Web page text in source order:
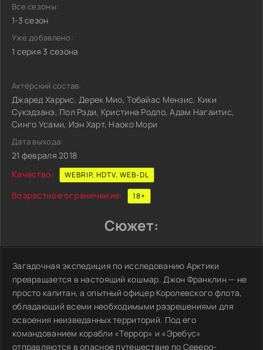
Все сезоны:
1-3 сезон
Уже добавлено:
1 серия 3 сезона
Актёрский состав:
Джаред Харрис, Дерек Мио, Тобайас Мензис, Кики
Сукэдзанэ, Пол Рэди, Кристина Родло, Адам Нагаитис,
Синго Усами, Иэн Харт, Наоко Мори
Дата выхода:
21 февраля 2018
Качество:
WEBRIP, HDTV, WEB-DL
Возрастное ограничение: 18+
Сюжет:
Загадочная экспедиция по исследованию Арктики
превращается в настоящий кошмар. Джон Франклин — не
просто капитан, а опытный офицер Королевского флота,
обладающий всеми необходимыми разрешениями для
освоения неизведанных территорий. Под его
командованием корабли «Террор» и «Эребус»
отправляются в опасное путешествие по Северо-